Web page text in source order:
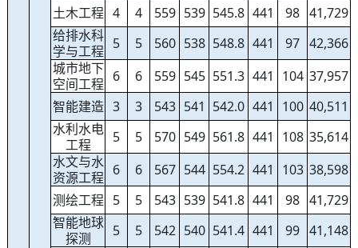
土木工程 4 4 559 539 545.8 441 98 41,729
给排水科
学与工程 5 5 560 538 548.8 441 97 42,366
城市地下
空间工程 6 6 559 545 551.3 441 104 37,957
智能建造 3 3 543 541 542.0 441 100 40,511
水利水电
工程
5 5 570 549 561.8 441 108 35,614
水文与水
资源工程 6 6 567 544 554.2 441 103 38,598
测绘工程 5 5 543 539 541.8 441 98 41,729
智能地球
探测
5 5 542 540 541.4 441 99 41,148